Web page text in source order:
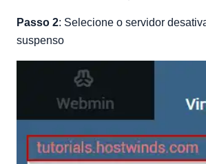
Passo 2: Selecione o servidor
suspenso